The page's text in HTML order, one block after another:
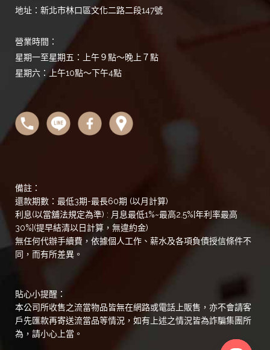
地址：新北市林口區文化二路二段147號
營業時間：
星期一至星期五：上午９點～晚上７點
星期六：上午10點～下午4點
備註：
還款期數：最低3期-最長60期 (以月計算)
利息(以當舖法規定為準) : 月息最低1%~最高2.5%[年利率最高
30%](提早結清以日計算，無違約金)
無任何代辦手續費，依據個人工作、薪水及各項負債授信條件不
同，而有所差異。
貼心小提醒：
本公司所收售之流當物品皆無在網路或電話上販售，亦不會請客
戶先匯款再寄送流當品等情況，如有上述之情況皆為詐騙集團所
為，請小心上當。